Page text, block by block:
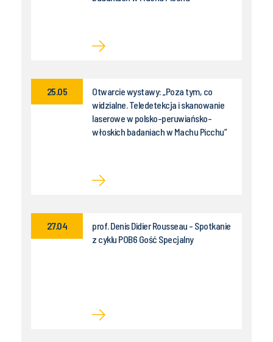
Otwarcie wystawy: „Poza tym, co
widzialne. Teledetekcja i skanowanie
laserowe w polsko-peruwiańsko-
włoskich badaniach w Machu Picchu”
25.05
prof. Denis Didier Rousseau - Spotkanie
z cyklu POB6 Gość Specjalny
27.04